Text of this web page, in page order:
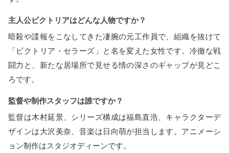
主人公ビクトリアはどんな人物ですか？
暗殺や諜報をこなしてきた凄腕の元工作員で、組織を抜けて
「ビクトリア・セラーズ」と名を変えた女性です。冷徹な戦
闘力と、新たな居場所で見せる情の深さのギャップが見どこ
ろです。
監督や制作スタッフは誰ですか？
監督は木村延景、シリーズ構成は福島直浩、キャラクターデ
ザインは大沢美奈、音楽は日向萌が担当します。アニメーシ
ョン制作はスタジオディーンです。